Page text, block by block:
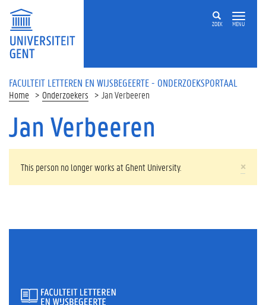
Overslaan en naar de inhoud gaan
ZOEK MENU
FACULTEIT LETTEREN EN WIJSBEGEERTE - ONDERZOEKSPORTAAL
Home Onderzoekers Jan Verbeeren
Jan Verbeeren
×
WAARSCHUWINGSBERICHT
This person no longer works at Ghent University.